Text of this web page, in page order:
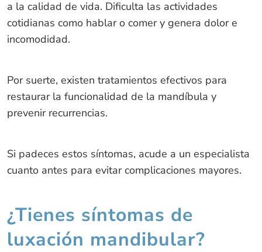
a la calidad de vida. Dificulta las actividades
cotidianas como hablar o comer y genera dolor e
incomodidad.
Por suerte, existen tratamientos efectivos para
restaurar la funcionalidad de la mandíbula y
prevenir recurrencias.
Si padeces estos síntomas, acude a un especialista
cuanto antes para evitar complicaciones mayores.
¿Tienes síntomas de
luxación mandibular?